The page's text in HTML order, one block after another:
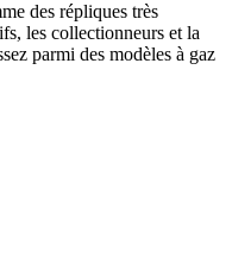
des répliques très
les collectionneurs et la
parmi des modèles à gaz